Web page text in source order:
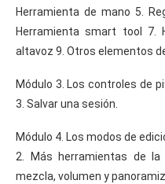
Herramienta de mano 5.
Herramienta smart tool 7.
altavoz 9. Otros elementos
Módulo 3. Los controles de
3. Salvar una sesión.
Módulo 4. Los modos de
2. Más herramientas de
mezcla, volumen y